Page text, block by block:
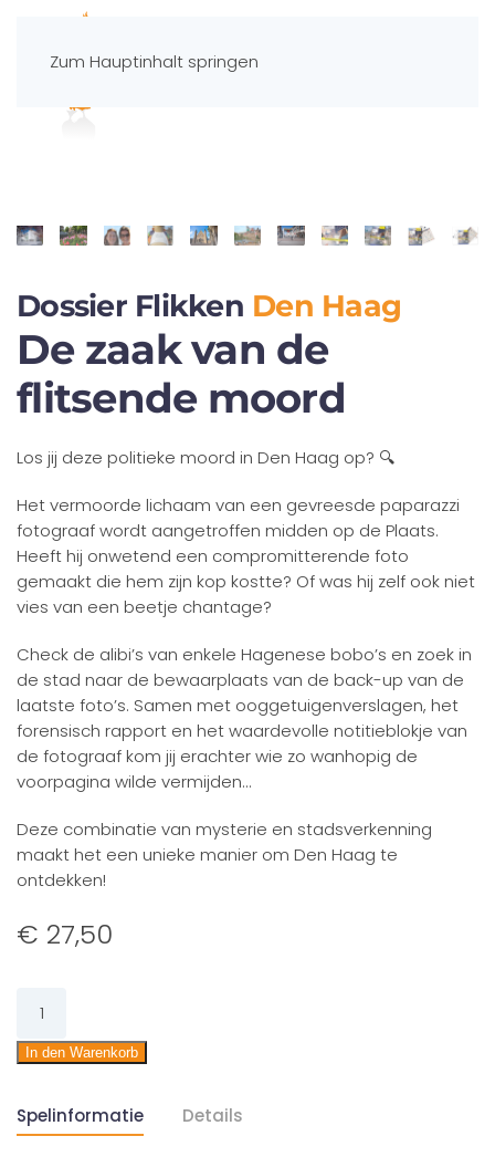
Zum Hauptinhalt springen
Dossier Flikken Den Haag
De zaak van de
flitsende moord
Los jij deze politieke moord in Den Haag op? 🔍
Het vermoorde lichaam van een gevreesde paparazzi
fotograaf wordt aangetroffen midden op de Plaats.
Heeft hij onwetend een compromitterende foto
gemaakt die hem zijn kop kostte? Of was hij zelf ook niet
vies van een beetje chantage?
Check de alibi’s van enkele Hagenese bobo’s en zoek in
de stad naar de bewaarplaats van de back-up van de
laatste foto’s. Samen met ooggetuigenverslagen, het
forensisch rapport en het waardevolle notitieblokje van
de fotograaf kom jij erachter wie zo wanhopig de
voorpagina wilde vermijden…
Deze combinatie van mysterie en stadsverkenning
maakt het een unieke manier om Den Haag te
ontdekken!
€ 27,50
zaak
van
moord
In den Warenkorb
Spelinformatie Details